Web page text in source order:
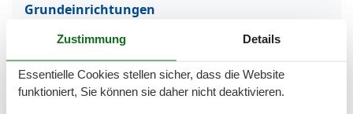
Grundeinrichtungen
Serviceeinrichtungen
Backofen
Doppelbett
Zustimmung Details
Essentielle Cookies stellen sicher, dass die Website
funktioniert, Sie können sie daher nicht deaktivieren.